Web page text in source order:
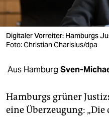
verlag
verlag
veranstaltungen
shop
unterstützen
Digitaler Vorreiter: Hamburgs
Foto: Christian Charisius/dpa
Aus Hamburg Sven-
Hamburgs grüner
eine Überzeugung: